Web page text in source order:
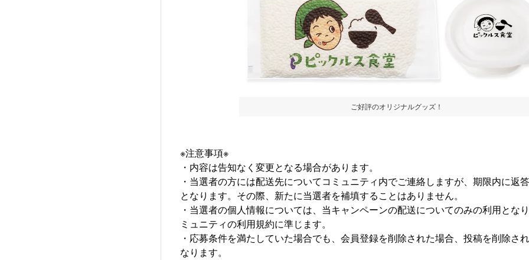
ご好評のオリジナルグッズ！
※注意事項※
・内容は告知なく変更となる場合があります。
・当選者の方には配送先についてコミュニティ内でご連絡しますが、期限内に返
となります。その際、新たに当選者を補填することはありません。
・当選者の個人情報については、当キャンペーンの配送についてのみの利用とな
ミュニティの利用規約に準じます。
・応募条件を満たしていた場合でも、会員登録を削除された場合、投稿を削除さ
なります。